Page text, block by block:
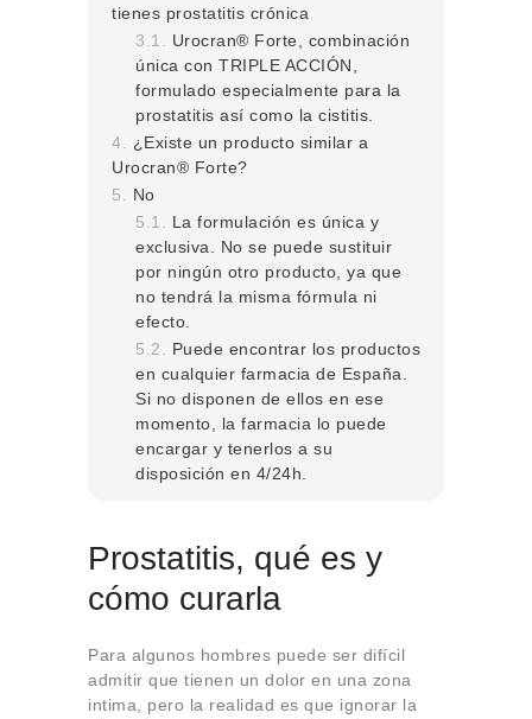
tienes prostatitis crónica
Urocran® Forte, combinación
única con TRIPLE ACCIÓN,
formulado especialmente para la
prostatitis así como la cistitis.
¿Existe un producto similar a
Urocran® Forte?
No
La formulación es única y
exclusiva. No se puede sustituir
por ningún otro producto, ya que
no tendrá la misma fórmula ni
efecto.
Puede encontrar los productos
en cualquier farmacia de España.
Si no disponen de ellos en ese
momento, la farmacia lo puede
encargar y tenerlos a su
disposición en 4/24h.
Prostatitis, qué es y
cómo curarla
Para algunos hombres puede ser difícil
admitir que tienen un dolor en una zona
intima, pero la realidad es que ignorar la